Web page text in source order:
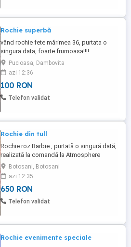
Rochie superbă
vând rochie fete mărimea 36, purtata o
singura data, foarte frumoasa!!!!
Pucioasa, Dambovita
azi 12:36
100 RON
Telefon validat
Rochie din tull
Rochie roz Barbie , purtată o singură dată,
realizată la comandă la Atmosphere
Fashion, mărimea S. Are cupe în interior și
corset cu șnur la spate, pentru o potrivire
cât mai frumoasă. Fundița este
detașabilă. Se prezintă foarte bine, fără
defecte.
Botosani, Botosani
azi 12:35
650 RON
Telefon validat
Rochie evenimente speciale